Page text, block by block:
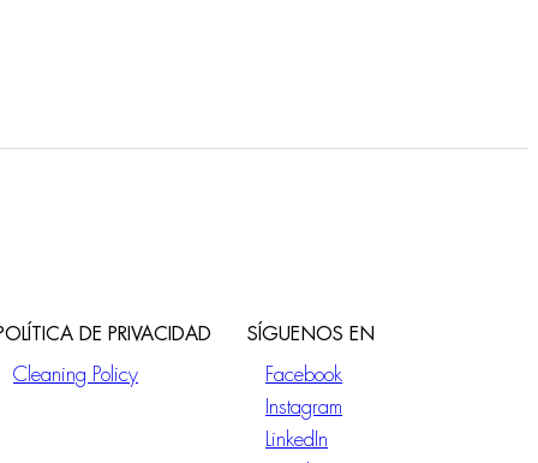
DE PRIVACIDAD
Cleaning Policy
SÍGUENOS EN
Facebook
Instagram
LinkedIn